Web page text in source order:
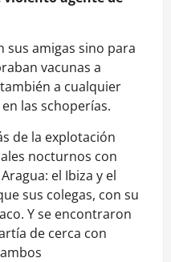
amigas sino para
vacunas a
a cualquier
las schoperías.
de la explotación
nocturnos con
el Ibiza y el
sus colegas, con su
Y se encontraron
de cerca con